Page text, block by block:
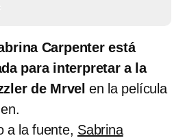
Carpenter está
para interpretar a la
de Mrvelen la película
a la fuente, Sabrina